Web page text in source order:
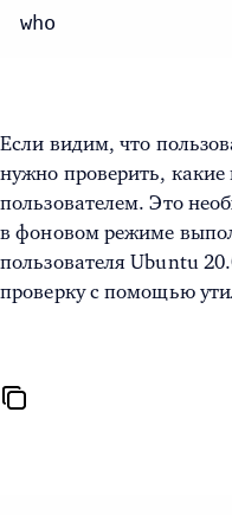
who
Если видим, что
нужно проверить,
пользователем. Это
в фоновом режиме
пользователя Ubuntu
проверку с помощью